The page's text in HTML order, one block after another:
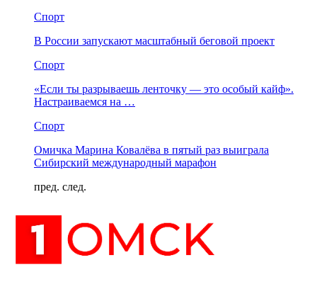
Спорт
В России запускают масштабный беговой проект
Спорт
«Если ты разрываешь ленточку — это особый кайф».
Настраиваемся на …
Спорт
Омичка Марина Ковалёва в пятый раз выиграла
Сибирский международный марафон
пред. след.